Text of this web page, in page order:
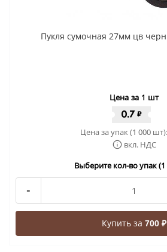
Пукля сумочная 27мм цв
Цена за 1 шт
0.7 ₽
Цена за упак (1 000 шт):
вкл. НДС
Выберите кол-во упак
-
Купить за 700 ₽